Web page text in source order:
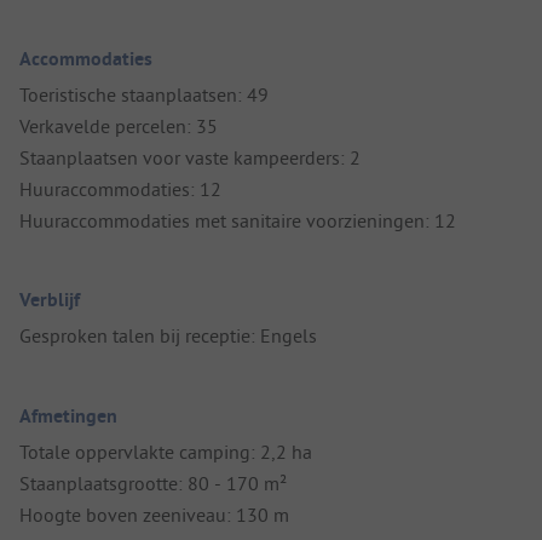
Accommodaties
Toeristische staanplaatsen: 49
Verkavelde percelen: 35
Staanplaatsen voor vaste kampeerders: 2
Huuraccommodaties: 12
Huuraccommodaties met sanitaire voorzieningen: 12
Verblijf
Gesproken talen bij receptie: Engels
Afmetingen
Totale oppervlakte camping: 2,2 ha
Staanplaatsgrootte: 80 - 170 m²
Hoogte boven zeeniveau: 130 m